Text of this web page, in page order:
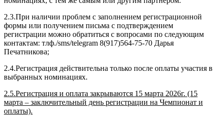
2.3.При наличии проблем с заполнением регистрационной
формы или получением письма с подтверждением
регистрации можно обратиться с вопросами по следующим
контактам: тлф./sms/telegram 8(917)564-75-70 Дарья
Печатникова;
2.4.Регистрация действительна только после оплаты участия в
выбранных номинациях.
2.5.Регистрация и оплата закрываются 15 марта 2026г. (15
марта – заключительный день регистрации на Чемпионат и
оплаты).